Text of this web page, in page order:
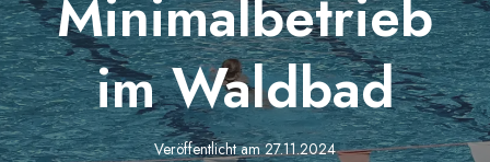
Minimalbetrieb
im Waldbad
Veröffentlicht am27.11.2024